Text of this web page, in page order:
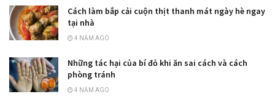
Cách làm bắp cải cuộn thịt thanh mát ngày hè ngay
tại nhà
4 NĂM AGO
Những tác hại của bí đỏ khi ăn sai cách và cách
phòng tránh
4 NĂM AGO